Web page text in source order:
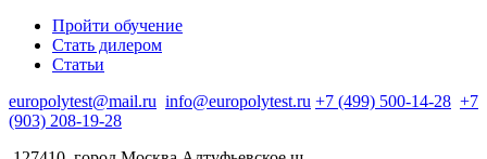
Пройти обучение
Стать дилером
Статьи
europolytest@mail.ru info@europolytest.ru +7 (499) 500-14-28 +7
(903) 208-19-28